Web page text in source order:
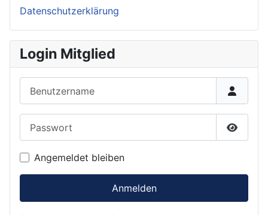
Datenschutzerklärung
Login Mitglied
Angemeldet bleiben
Anmelden